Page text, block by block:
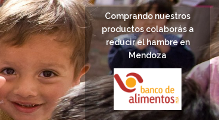
Comprando nuestros
productos colaborás a
reducir el hambre en
Mendoza